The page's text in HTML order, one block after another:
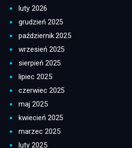
luty 2026
grudzień 2025
październik 2025
wrzesień 2025
sierpień 2025
lipiec 2025
czerwiec 2025
maj 2025
kwiecień 2025
marzec 2025
luty 2025